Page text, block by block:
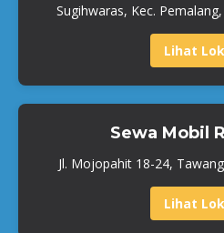
Sugihwaras, Kec.
Lihat
Sewa Mobil
Jl. Mojopahit 18-24,
Lihat